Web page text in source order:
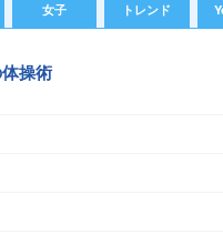
女子 トレンド
操術